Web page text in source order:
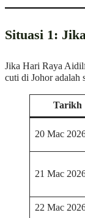
Situasi 1:
Jika Hari Raya
cuti di Johor adalah
Tarikh
20 Mac
21 Mac
22 Mac